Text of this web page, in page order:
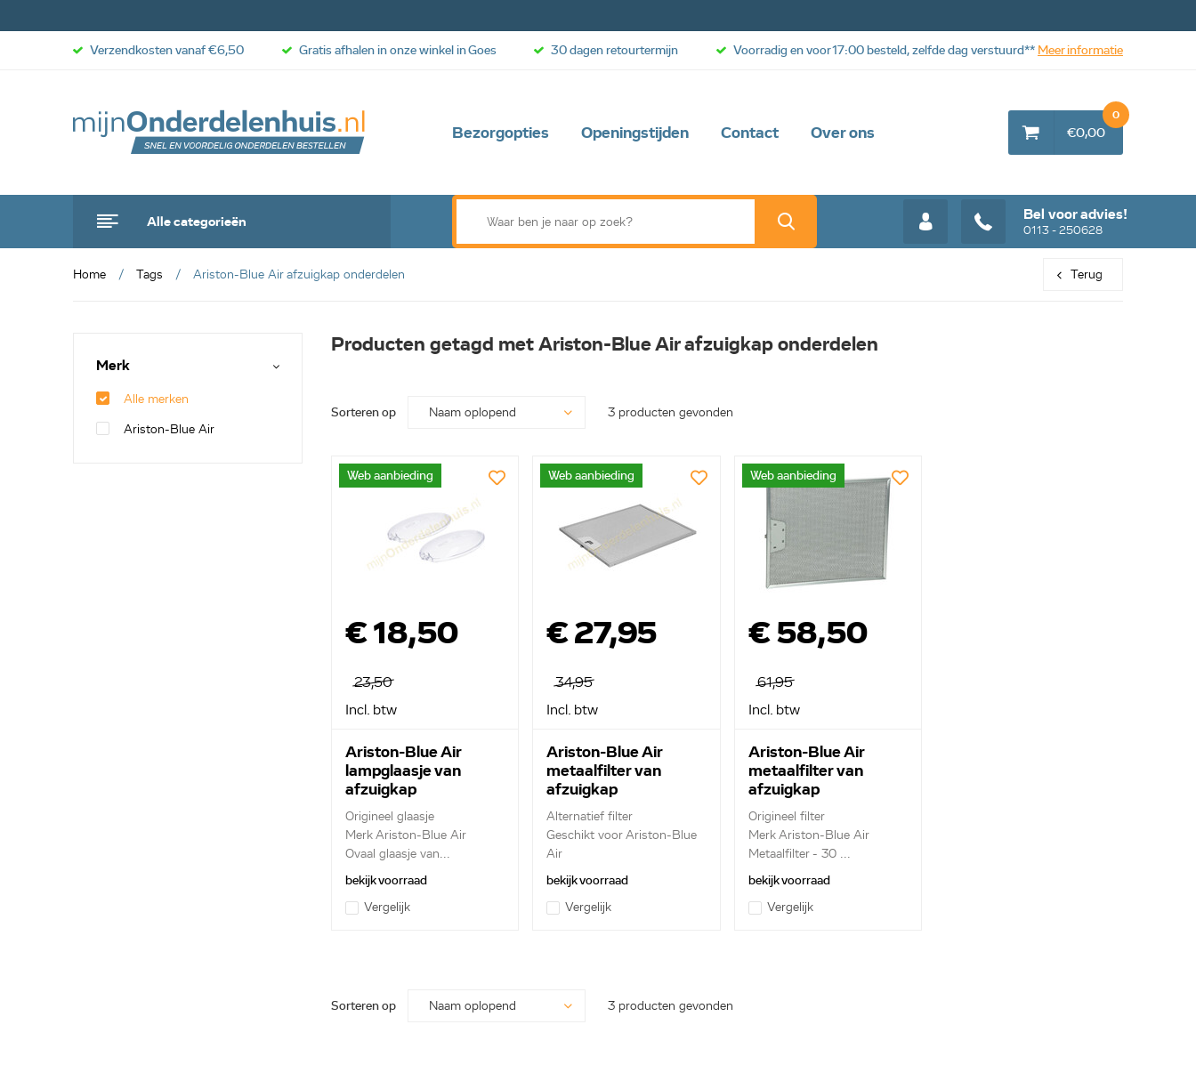
Bezorgopties Openingstijden Contact Over ons
Alle categorieën Bel voor advies!
0113 - 250628
€0,00
0
Verzendkosten vanaf €6,50 Gratis afhalen in onze winkel in Goes 30 dagen retourtermijn Voorradig en voor 17:00 besteld, zelfde dag verstuurd** Meer informatie
Home Tags Ariston-Blue Air afzuigkap onderdelen Terug
Merk
Alle merken
Ariston-Blue Air
Producten getagd met Ariston-Blue Air afzuigkap onderdelen
Sorteren op 3 producten gevonden
Web aanbieding
€ 18,50
23,50
Incl. btw
Ariston-Blue Air
lampglaasje van
afzuigkap
C00058249
Origineel glaasje
Merk Ariston-Blue Air
Ovaal glaasje van...
bekijk voorraad
Vergelijk
Web aanbieding
€ 27,95
34,95
Incl. btw
Ariston-Blue Air
metaalfilter van
afzuigkap
C00059594
Alternatief filter
Geschikt voor Ariston-Blue
Air
Metaalfi...
bekijk voorraad
Vergelijk
Web aanbieding
€ 58,50
61,95
Incl. btw
Ariston-Blue Air
metaalfilter van
afzuigkap
C00059594
Origineel filter
Merk Ariston-Blue Air
Metaalfilter - 30 ...
bekijk voorraad
Vergelijk
Sorteren op 3 producten gevonden